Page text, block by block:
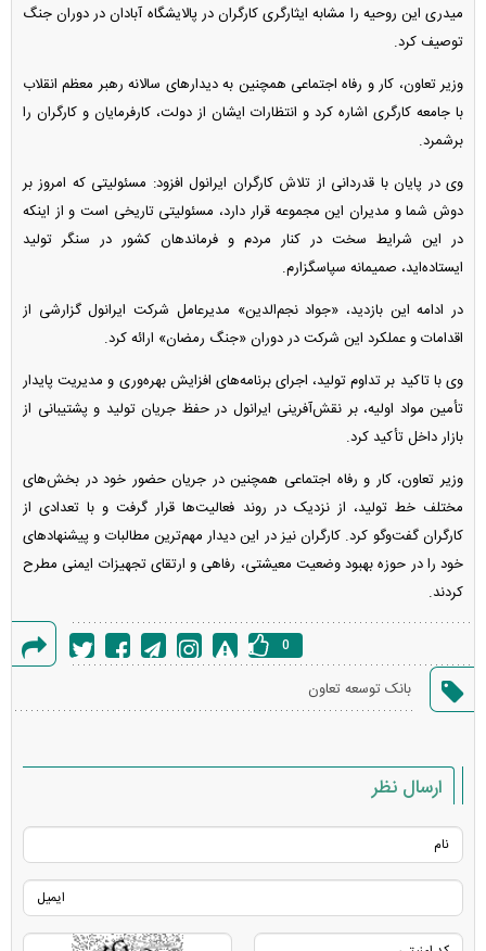
میدری این روحیه را مشابه ایثارگری کارگران در پالایشگاه آبادان در دوران جنگ
توصیف کرد.
وزیر تعاون، کار و رفاه اجتماعی همچنین به دیدار‌های سالانه رهبر معظم انقلاب
با جامعه کارگری اشاره کرد و انتظارات ایشان از دولت، کارفرمایان و کارگران را
برشمرد.
وی در پایان با قدردانی از تلاش کارگران ایرانول افزود: مسئولیتی که امروز بر
دوش شما و مدیران این مجموعه قرار دارد، مسئولیتی تاریخی است و از اینکه
در این شرایط سخت در کنار مردم و فرماندهان کشور در سنگر تولید
ایستاده‌اید، صمیمانه سپاسگزارم.
در ادامه این بازدید، «جواد نجم‌الدین» مدیرعامل شرکت ایرانول گزارشی از
اقدامات و عملکرد این شرکت در دوران «جنگ رمضان» ارائه کرد.
وی با تاکید بر تداوم تولید، اجرای برنامه‌های افزایش بهره‌وری و مدیریت پایدار
تأمین مواد اولیه، بر نقش‌آفرینی ایرانول در حفظ جریان تولید و پشتیبانی از
بازار داخل تأکید کرد.
وزیر تعاون، کار و رفاه اجتماعی همچنین در جریان حضور خود در بخش‌های
مختلف خط تولید، از نزدیک در روند فعالیت‌ها قرار گرفت و با تعدادی از
کارگران گفت‌و‌گو کرد. کارگران نیز در این دیدار مهم‌ترین مطالبات و پیشنهاد‌های
خود را در حوزه بهبود وضعیت معیشتی، رفاهی و ارتقای تجهیزات ایمنی مطرح
کردند.
خطا
0
بانک توسعه تعاون
ارسال نظر